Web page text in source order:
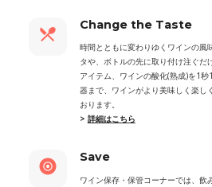
Change the Taste
時間とともに変わりゆくワインの風
タや、ボトルの先に取り付け注ぐだ
アイテム、ワインの酸化(熟成)を1
器まで、ワインがより美味しく楽し
おります。
> 詳細はこちら
Save
ワイン保存・保管コーナーでは、飲